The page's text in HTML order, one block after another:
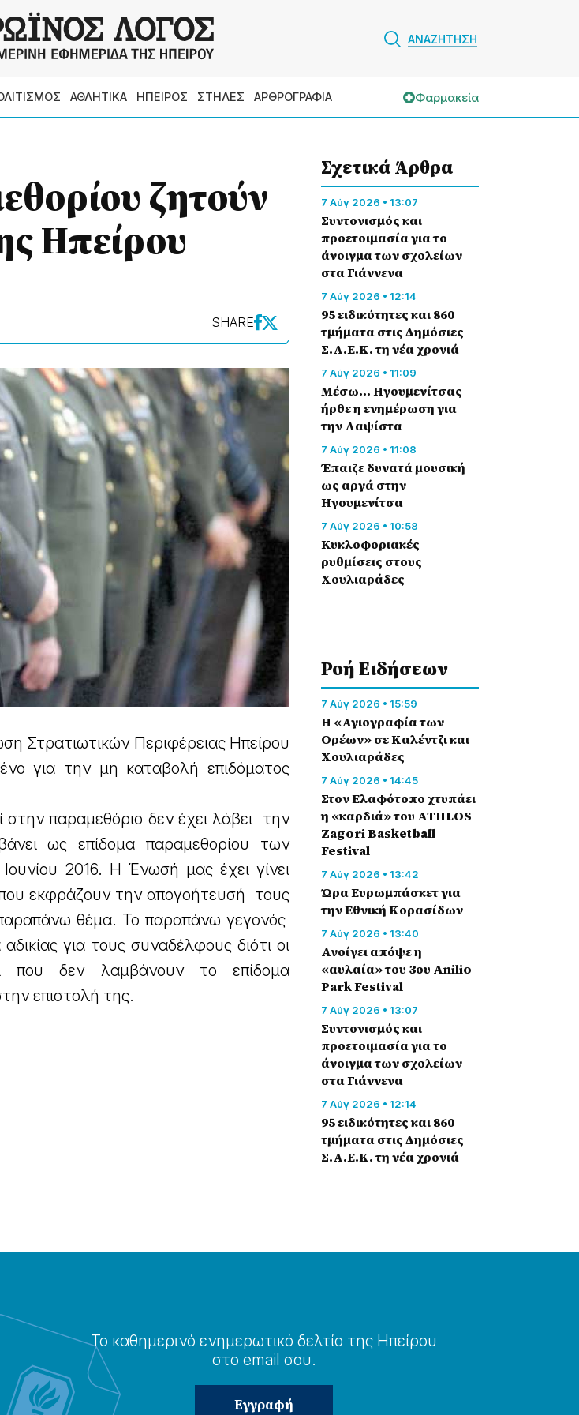
ΑΝΑΖΗΤΗΣΗ
ΑΘΛΗΤΙΚΑ ΗΠΕΙΡΟΣ ΣΤΗΛΕΣ ΑΡΘΡΟΓΡΑΦΙΑ Φαρμακεία
ζητούν
Ηπείρου
SHARE
Στρατιωτικών Περιφέρειας Ηπείρου
για την μη καταβολή επιδόματος
παραμεθόριο δεν έχει λάβει την
ως επίδομα παραμεθορίου των
2016. Η Ένωσή μας έχει γίνει
εκφράζουν την απογοήτευσή τους
θέμα. To παραπάνω γεγονός
για τους συναδέλφους διότι οι
που δεν λαμβάνουν το επίδομα
επιστολή της.
Σχετικά Άρθρα
7 Αύγ 2026 • 13:07
Συντονισμός και
προετοιμασία για το
άνοιγμα των σχολείων
στα Γιάννενα
7 Αύγ 2026 • 12:14
95 ειδικότητες και 860
τμήματα στις Δημόσιες
Σ.Α.Ε.Κ. τη νέα χρονιά
7 Αύγ 2026 • 11:09
Μέσω… Ηγουμενίτσας
ήρθε η ενημέρωση για
την Λαψίστα
7 Αύγ 2026 • 11:08
Έπαιζε δυνατά μουσική
ως αργά στην
Ηγουμενίτσα
7 Αύγ 2026 • 10:58
Κυκλοφοριακές
ρυθμίσεις στους
Χουλιαράδες
Ροή Eιδήσεων
7 Αύγ 2026 • 15:59
Η «Αγιογραφία των
Ορέων» σε Καλέντζι και
Χουλιαράδες
7 Αύγ 2026 • 14:45
Στον Ελαφότοπο χτυπάει
η «καρδιά» του ATHLOS
Zagori Basketball
Festival
7 Αύγ 2026 • 13:42
Ώρα Ευρωμπάσκετ για
την Εθνική Κορασίδων
7 Αύγ 2026 • 13:40
Ανοίγει απόψε η
«αυλαία» του 3ου Anilio
Park Festival
7 Αύγ 2026 • 13:07
Συντονισμός και
προετοιμασία για το
άνοιγμα των σχολείων
στα Γιάννενα
7 Αύγ 2026 • 12:14
95 ειδικότητες και 860
τμήματα στις Δημόσιες
Σ.Α.Ε.Κ. τη νέα χρονιά
Το καθημερɩνό ενημερωτɩκό δελτίο της Ηπείρου
στο email σου.